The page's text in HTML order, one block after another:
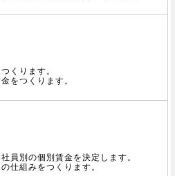
くります。
をつくります。
員別の個別賃金を決定します。
仕組みをつくります。